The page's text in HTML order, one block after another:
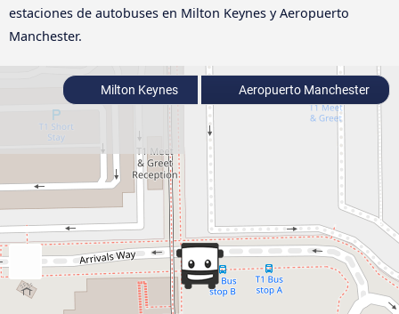
estaciones de autobuses en Milton Keynes y Aeropuerto
Manchester.
Milton Keynes Aeropuerto Manchester